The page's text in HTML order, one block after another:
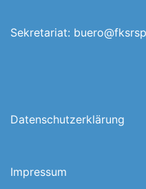
Sekretariat:
Datenschutzerklärung
Impressum